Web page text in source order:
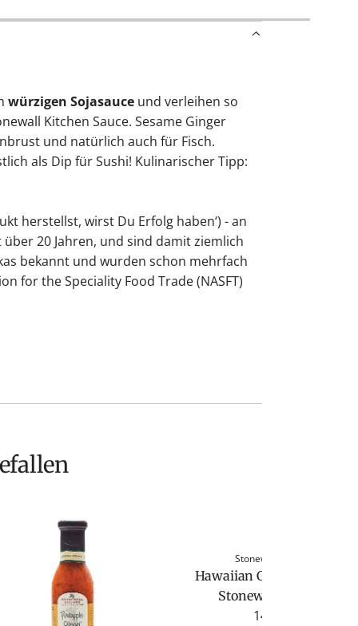
würzigen Sojasauce und verleihen so
Kitchen Sauce. Sesame Ginger
und natürlich auch für Fisch.
als Dip für Sushi! Kulinarischer Tipp:
herstellst, wirst Du Erfolg haben‘) - an
20 Jahren, und sind damit ziemlich
bekannt und wurden schon mehrfach
for the Speciality Food Trade (NASFT)
Stonewall Kitchen
Hawaiian Grille Sauce von
Stonewall Kitchen
14,50 €